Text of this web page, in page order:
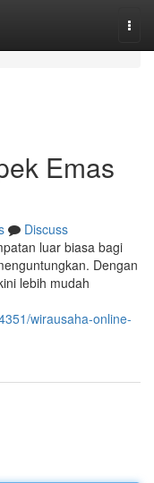
Emas
Discuss
luar biasa bagi
Dengan
lebih mudah
wirausaha-online-